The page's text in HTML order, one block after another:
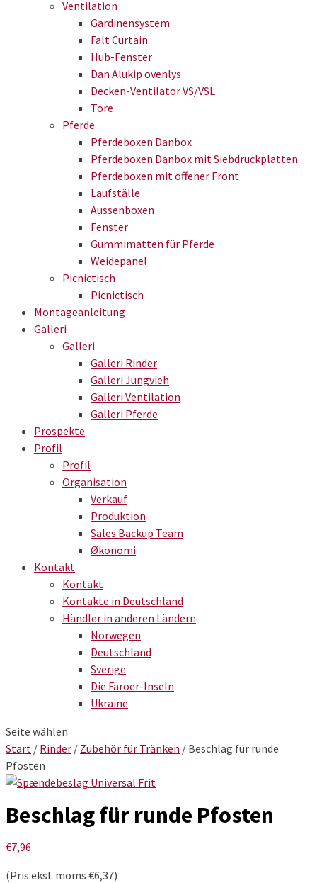
Ventilation
Gardinensystem
Falt Curtain
Hub-Fenster
Dan Alukip ovenlys
Decken-Ventilator VS/VSL
Tore
Pferde
Pferdeboxen Danbox
Pferdeboxen Danbox mit Siebdruckplatten
Pferdeboxen mit offener Front
Laufställe
Aussenboxen
Fenster
Gummimatten für Pferde
Weidepanel
Picnictisch
Picnictisch
Montageanleitung
Galleri
Galleri
Galleri Rinder
Galleri Jungvieh
Galleri Ventilation
Galleri Pferde
Prospekte
Profil
Profil
Organisation
Verkauf
Produktion
Sales Backup Team
Økonomi
Kontakt
Kontakt
Kontakte in Deutschland
Händler in anderen Ländern
Norwegen
Deutschland
Sverige
Die Färöer-Inseln
Ukraine
Seite wählen
Start / Rinder / Zubehör für Tränken / Beschlag für runde
Pfosten
Beschlag für runde Pfosten
€7,96
(Pris eksl. moms €6,37)